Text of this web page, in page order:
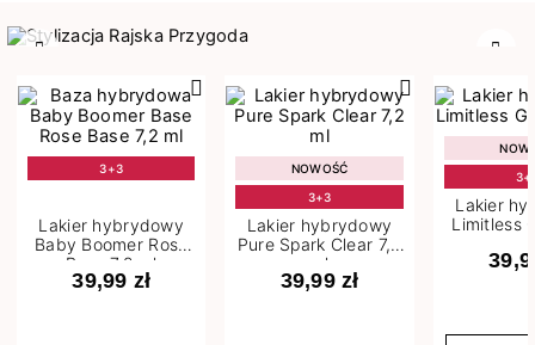
3+3
Lakier hybrydowy
Baby Boomer Rose
Base 7,2 ml
39,99 zł
NOWOŚĆ
3+3
Lakier hybrydowy
Pure Spark Clear 7,2
ml
39,99 zł
Lakier
Limitless